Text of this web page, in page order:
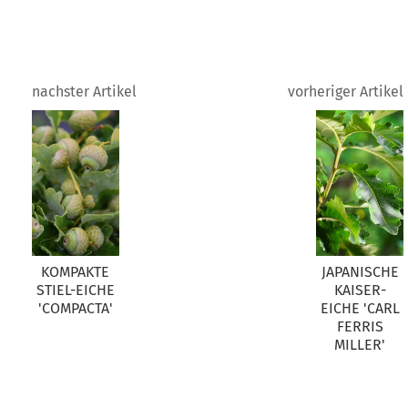
nachster Artikel
KOMPAKTE
STIEL-EICHE
'COMPACTA'
vorheriger Artikel
JAPANISCHE
KAISER-
EICHE 'CARL
FERRIS
MILLER'